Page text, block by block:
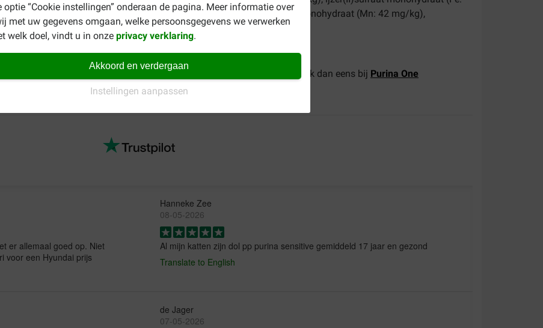
optie “Cookie instellingen” onderaan de pagina. Meer informatie over
met uw gegevens omgaan, welke persoonsgegevens we verwerken
welk doel, vindt u in onze privacy verklaring.
Akkoord en verdergaan
Instellingen aanpassen
koper(II)sulfaat-pentahydraat (Cu: 13) mg/kg, mangaan(II)sulfaat-monohydraat (Mn: 42 mg/kg),
(Se: 0,13 mg/kg), antioxidanten.
bijvoorbeeld een voeding van Purina voor de gesteriliseerde kat? Kijk dan eens bij Purina One
vindt u op de overzichtspaginaPurina One kattenvoer
er allemaal goed op. Niet
voor een Hyundai prijs
Hanneke Zee
08-05-2026
Al mijn katten zijn dol pp purina sensitive gemiddeld 17 jaar en gezond
Translate to English
de Jager
07-05-2026